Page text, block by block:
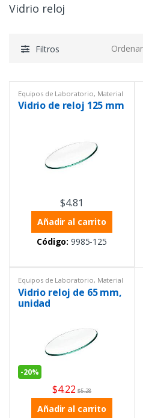
Vidrio reloj
Filtros
Equipos de Laboratorio, Material
de vidrio PYREX®, Vidrio reloj
Vidrio de reloj 125 mm
$4.81
Añadir al carrito
Código: 9985-125
Equipos de Laboratorio, Material
de vidrio PYREX® ,Vidrio reloj
Vidrio reloj de 65 mm,
unidad
-20%
$4.22 $5.28
Añadir al carrito